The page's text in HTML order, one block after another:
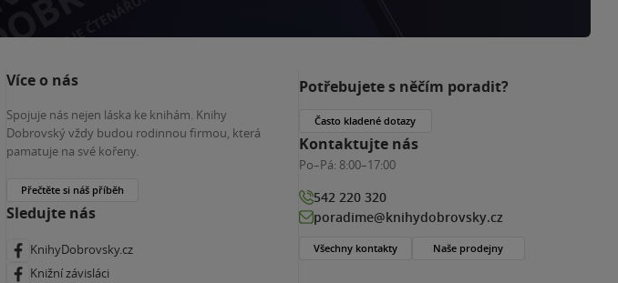
Více o nás
Spojuje nás nejen láska ke knihám. Knihy
Dobrovský vždy budou rodinnou firmou, která
pamatuje na své kořeny.
Přečtěte si náš příběh
Sledujte nás
KnihyDobrovsky.cz
Knižní závisláci
Potřebujete s něčím poradit?
Často kladené dotazy
Kontaktujte nás
Po–Pá: 8:00–17:00
542 220 320
poradime@knihydobrovsky.cz
Všechny kontakty Naše prodejny